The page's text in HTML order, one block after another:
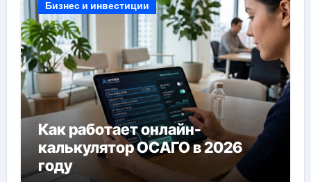
Бизнес и инвестиции
Как работает онлайн-
калькулятор ОСАГО в 2026
году